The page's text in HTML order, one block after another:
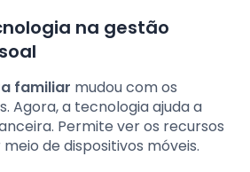
na gestão
familiar mudou com os
Agora, a tecnologia ajuda a
Permite ver os recursos
de dispositivos móveis.